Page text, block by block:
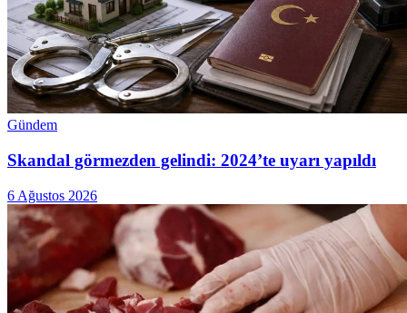
Gündem
Skandal görmezden gelindi: 2024’te uyarı yapıldı
6 Ağustos 2026